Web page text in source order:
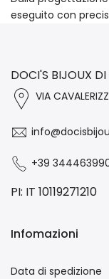
eseguito con
DOCI'S BIJOUX
VIA
+39
PI: IT 10119271210
Infomazioni
Data di spedizione